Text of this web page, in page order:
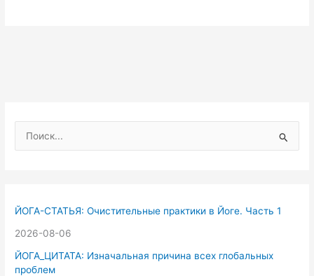
о
к
ЙОГА-СТАТЬЯ: Очистительные практики в Йоге. Часть 1
2026-08-06
ЙОГА_ЦИТАТА: Изначальная причина всех глобальных
проблем